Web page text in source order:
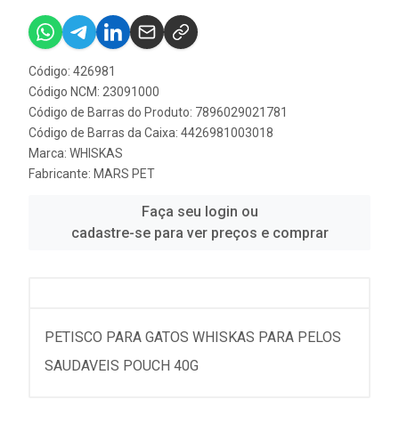
Código: 426981
Código NCM: 23091000
Código de Barras do Produto: 7896029021781
Código de Barras da Caixa: 4426981003018
Marca: WHISKAS
Fabricante: MARS PET
Faça seu login ou
cadastre-se para ver preços e comprar
PETISCO PARA GATOS WHISKAS PARA PELOS
SAUDAVEIS POUCH 40G